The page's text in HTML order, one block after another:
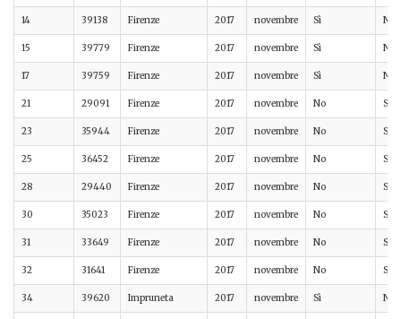
14 39138 Firenze 2017 novembre Sì No
15 39779 Firenze 2017 novembre Sì No
17 39759 Firenze 2017 novembre Sì No
21 29091 Firenze 2017 novembre No Sì
23 35944 Firenze 2017 novembre No Sì
25 36452 Firenze 2017 novembre No Sì
28 29440 Firenze 2017 novembre No Sì
30 35023 Firenze 2017 novembre No Sì
31 33649 Firenze 2017 novembre No Sì
32 31641 Firenze 2017 novembre No Sì
34 39620 Impruneta 2017 novembre Sì No